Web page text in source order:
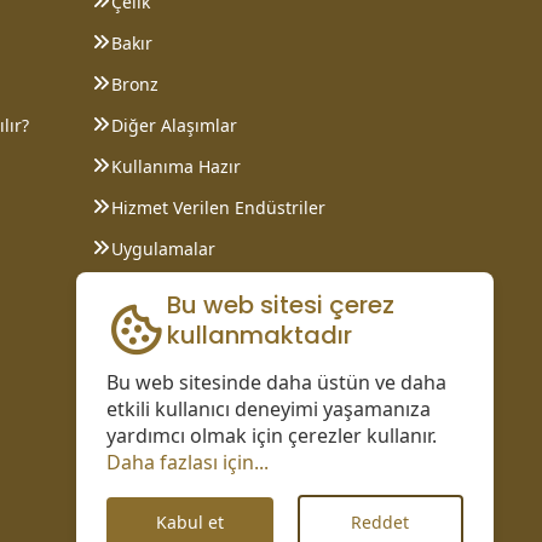
Bakır
Bronz
Diğer Alaşımlar
Kullanıma Hazır
Hizmet Verilen Endüstriler
Uygulamalar
Bu web sitesi çerez
kullanmaktadır
Bu web sitesinde daha üstün ve daha
etkili kullanıcı deneyimi yaşamanıza
yardımcı olmak için çerezler kullanır.
Daha fazlası için...
Kabul et Reddet